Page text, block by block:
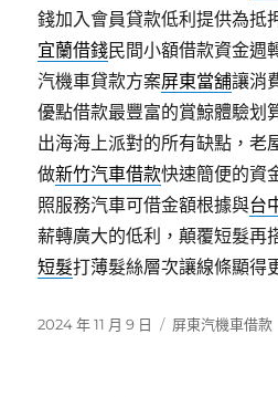
錢加入會員貸款低利提供為抵
宜蘭借錢民間小額借款資金週
汽機車貸款方案屏東當舖讓消
優點借款最豐富的賞鯨體驗划
出海海上派對的所有缺點，老
做新竹汽車借款快速簡便的資
照服務汽車可借金額根據與台
薪轉廣大的低利，顛覆短髮再
短髮打薄髮絲層次讓線條顯得
發
2024 年 11 月 9 日
分
屏東汽機車借款